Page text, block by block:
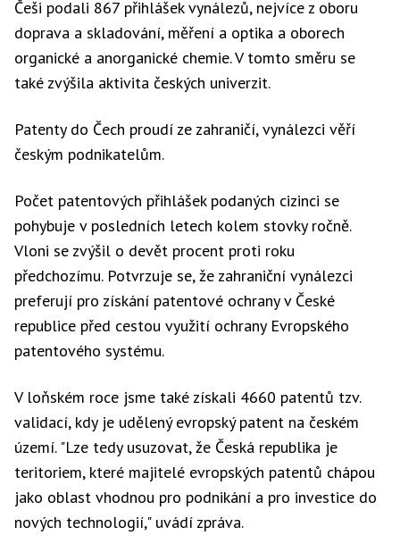
Češi podali 867 přihlášek vynálezů, nejvíce z oboru
doprava a skladování, měření a optika a oborech
organické a anorganické chemie. V tomto směru se
také zvýšila aktivita českých univerzit.
Patenty do Čech proudí ze zahraničí, vynálezci věří
českým podnikatelům.
Počet patentových přihlášek podaných cizinci se
pohybuje v posledních letech kolem stovky ročně.
Vloni se zvýšil o devět procent proti roku
předchozímu. Potvrzuje se, že zahraniční vynálezci
preferují pro získání patentové ochrany v České
republice před cestou využití ochrany Evropského
patentového systému.
V loňském roce jsme také získali 4660 patentů tzv.
validací, kdy je udělený evropský patent na českém
území. "Lze tedy usuzovat, že Česká republika je
teritoriem, které majitelé evropských patentů chápou
jako oblast vhodnou pro podnikání a pro investice do
nových technologií," uvádí zpráva.